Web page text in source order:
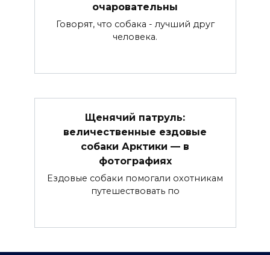
очаровательны
Говорят, что собака - лучший друг
человека.
Щенячий патруль:
величественные ездовые
собаки Арктики — в
фотографиях
Ездовые собаки помогали охотникам
путешествовать по